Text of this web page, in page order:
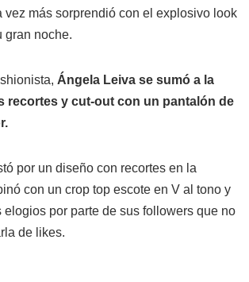
vez más sorprendió con el explosivo look
gran noche.
Ángela Leiva se sumó a la
recortes y cut-out con un pantalón de
por un diseño con recortes en la
con un crop top escote en V al tono y
elogios por parte de sus followers que no
de likes.